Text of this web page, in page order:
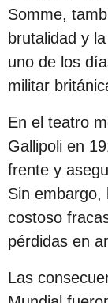
Somme,
brutalidad y
uno de los
militar
En el teatro
Gallipoli en
frente y
Sin embargo,
costoso
pérdidas en
Las